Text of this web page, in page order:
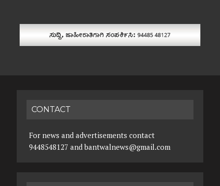
CONTACT
For news and advertisements contact
9448548127 and bantwalnews@gmail.com